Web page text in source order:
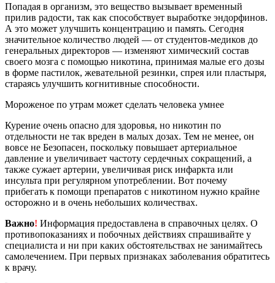
Попадая в организм, это вещество вызывает временный
прилив радости, так как способствует выработке эндорфинов.
А это может улучшить концентрацию и память. Сегодня
значительное количество людей — от студентов-медиков до
генеральных директоров — изменяют химический состав
своего мозга с помощью никотина, принимая малые его дозы
в форме пастилок, жевательной резинки, спрея или пластыря,
стараясь улучшить когнитивные способности.
Мороженое по утрам может сделать человека умнее
Курение очень опасно для здоровья, но никотин по
отдельности не так вреден в малых дозах. Тем не менее, он
вовсе не Безопасен, поскольку повышает артериальное
давление и увеличивает частоту сердечных сокращений, а
также сужает артерии, увеличивая риск инфаркта или
инсульта при регулярном употреблении. Вот почему
прибегать к помощи препаратов с никотином нужно крайне
осторожно и в очень небольших количествах.
Важно! Информация предоставлена в справочных целях. О
противопоказаниях и побочных действиях спрашивайте у
специалиста и ни при каких обстоятельствах не занимайтесь
самолечением. При первых признаках заболевания обратитесь
к врачу.